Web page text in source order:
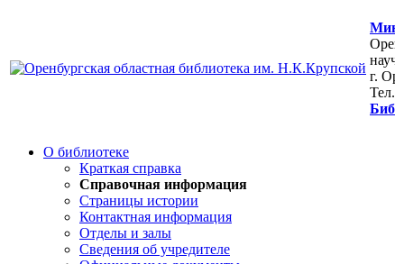
г.
О библиотеке
Краткая справка
Справочная информация
Страницы истории
Контактная информация
Отделы и залы
Сведения об учредителе